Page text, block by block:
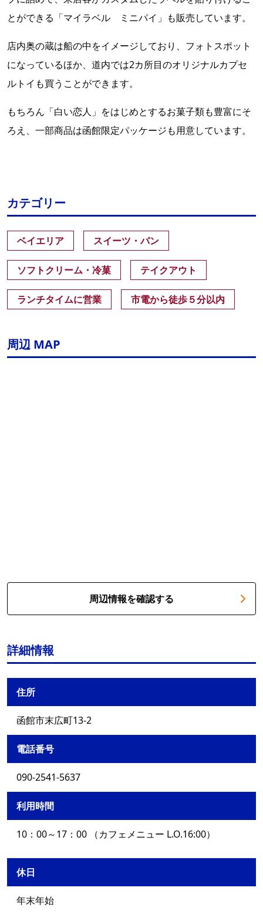
とができる「マイラベル ミニパイ」も販売しています。
店内奥の蔵は船の中をイメージしており、フォトスポット
になっているほか、道内では2カ所目のオリジナルカプセ
ルトイも買うことができます。
もちろん「白い恋人」をはじめとするお菓子類も豊富にそ
ろえ、一部商品は函館限定パッケージも用意しています。
カテゴリー
ベイエリア スイーツ・パン
ソフトクリーム・冷菓 テイクアウト
ランチタイムに営業 市電から徒歩５分以内
周辺 MAP
周辺情報を確認する
詳細情報
住所
函館市末広町13-2
電話番号
090-2541-5637
利用時間
10：00～17：00 （カフェメニュー L.O.16:00）
休日
年末年始